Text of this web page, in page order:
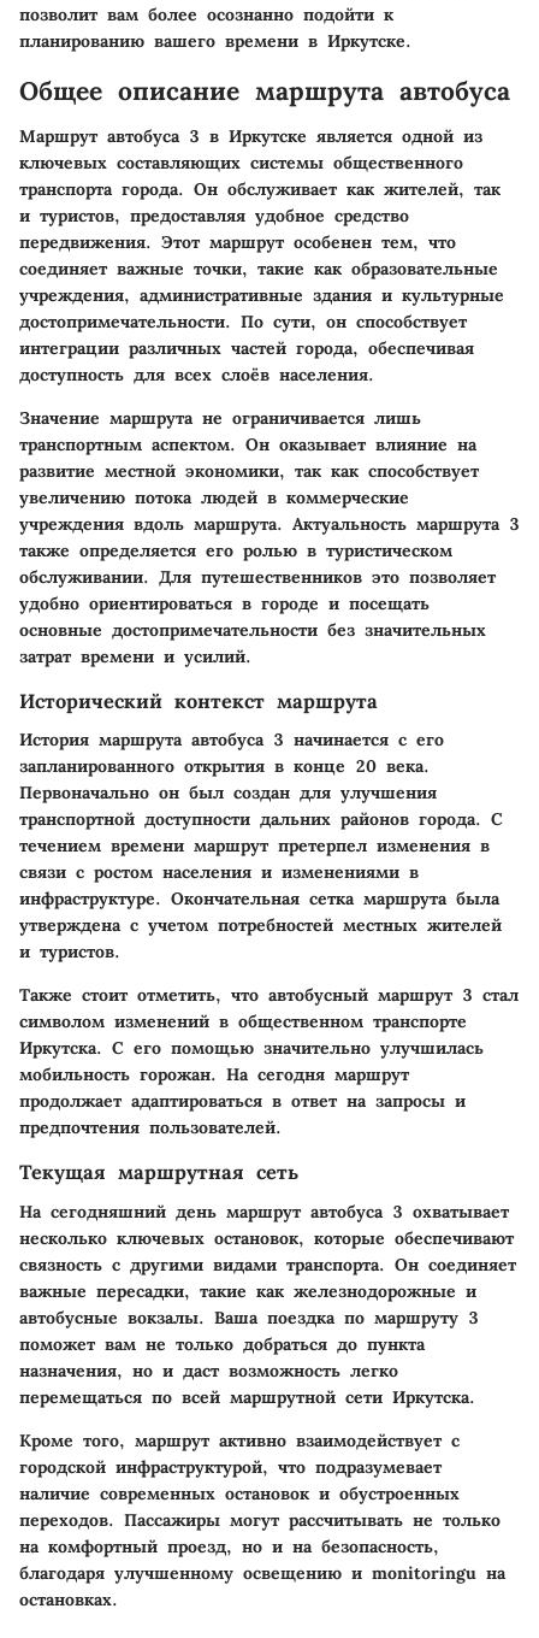
позволит вам более осознанно подойти к
планированию вашего времени в Иркутске.
Общее описание маршрута автобуса
Маршрут автобуса 3 в Иркутске является одной из
ключевых составляющих системы общественного
транспорта города. Он обслуживает как жителей, так
и туристов, предоставляя удобное средство
передвижения. Этот маршрут особенен тем, что
соединяет важные точки, такие как образовательные
учреждения, административные здания и культурные
достопримечательности. По сути, он способствует
интеграции различных частей города, обеспечивая
доступность для всех слоёв населения.
Значение маршрута не ограничивается лишь
транспортным аспектом. Он оказывает влияние на
развитие местной экономики, так как способствует
увеличению потока людей в коммерческие
учреждения вдоль маршрута. Актуальность маршрута 3
также определяется его ролью в туристическом
обслуживании. Для путешественников это позволяет
удобно ориентироваться в городе и посещать
основные достопримечательности без значительных
затрат времени и усилий.
Исторический контекст маршрута
История маршрута автобуса 3 начинается с его
запланированного открытия в конце 20 века.
Первоначально он был создан для улучшения
транспортной доступности дальних районов города. С
течением времени маршрут претерпел изменения в
связи с ростом населения и изменениями в
инфраструктуре. Окончательная сетка маршрута была
утверждена с учетом потребностей местных жителей
и туристов.
Также стоит отметить, что автобусный маршрут 3 стал
символом изменений в общественном транспорте
Иркутска. С его помощью значительно улучшилась
мобильность горожан. На сегодня маршрут
продолжает адаптироваться в ответ на запросы и
предпочтения пользователей.
Текущая маршрутная сеть
На сегодняшний день маршрут автобуса 3 охватывает
несколько ключевых остановок, которые обеспечивают
связность с другими видами транспорта. Он соединяет
важные пересадки, такие как железнодорожные и
автобусные вокзалы. Ваша поездка по маршруту 3
поможет вам не только добраться до пункта
назначения, но и даст возможность легко
перемещаться по всей маршрутной сети Иркутска.
Кроме того, маршрут активно взаимодействует с
городской инфраструктурой, что подразумевает
наличие современных остановок и обустроенных
переходов. Пассажиры могут рассчитывать не только
на комфортный проезд, но и на безопасность,
благодаря улучшенному освещению и monitoringu на
остановках.